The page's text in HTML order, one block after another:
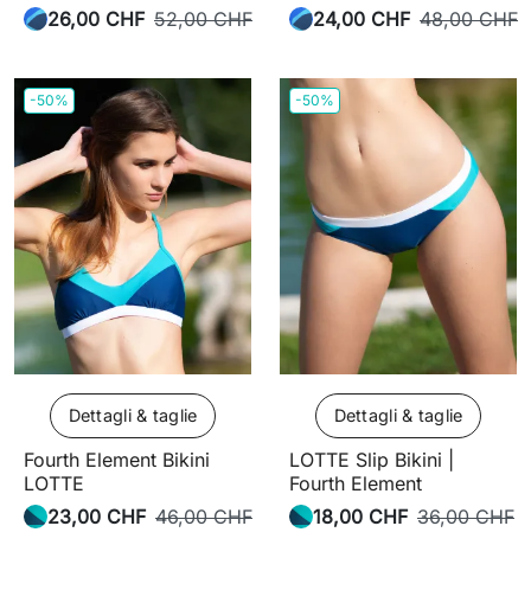
26,00 CHF 52,00 CHF
24,00 CHF 48,00 CHF
-50%
Dettagli & taglie
Fourth Element Bikini
LOTTE
23,00 CHF 46,00 CHF
-50%
Dettagli & taglie
LOTTE Slip Bikini |
Fourth Element
18,00 CHF 36,00 CHF